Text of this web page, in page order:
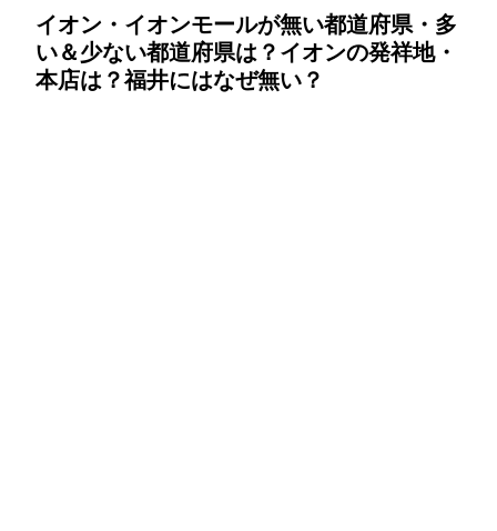
イオン・イオンモールが無い都道府県・多
い＆少ない都道府県は？イオンの発祥地・
本店は？福井にはなぜ無い？